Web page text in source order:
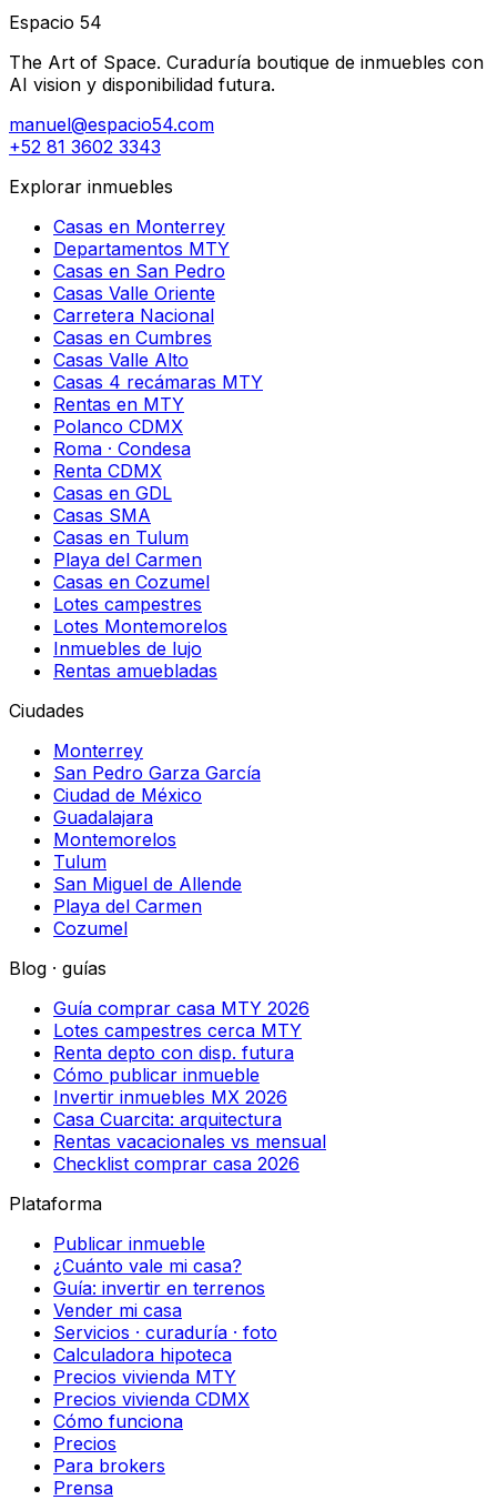
Espacio 54
The Art of Space. Curaduría boutique de inmuebles con
AI vision y disponibilidad futura.
manuel@espacio54.com
+52 81 3602 3343
Explorar inmuebles
Casas en Monterrey
Departamentos MTY
Casas en San Pedro
Casas Valle Oriente
Carretera Nacional
Casas en Cumbres
Casas Valle Alto
Casas 4 recámaras MTY
Rentas en MTY
Polanco CDMX
Roma · Condesa
Renta CDMX
Casas en GDL
Casas SMA
Casas en Tulum
Playa del Carmen
Casas en Cozumel
Lotes campestres
Lotes Montemorelos
Inmuebles de lujo
Rentas amuebladas
Ciudades
Monterrey
San Pedro Garza García
Ciudad de México
Guadalajara
Montemorelos
Tulum
San Miguel de Allende
Playa del Carmen
Cozumel
Blog · guías
Guía comprar casa MTY 2026
Lotes campestres cerca MTY
Renta depto con disp. futura
Cómo publicar inmueble
Invertir inmuebles MX 2026
Casa Cuarcita: arquitectura
Rentas vacacionales vs mensual
Checklist comprar casa 2026
Plataforma
Publicar inmueble
¿Cuánto vale mi casa?
Guía: invertir en terrenos
Vender mi casa
Servicios · curaduría · foto
Calculadora hipoteca
Precios vivienda MTY
Precios vivienda CDMX
Cómo funciona
Precios
Para brokers
Prensa